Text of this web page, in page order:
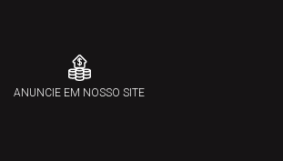
ANUNCIE EM NOSSO SITE